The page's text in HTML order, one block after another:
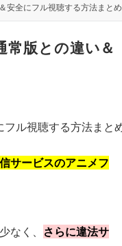
安全にフル視聴する方法まとめ
常版との違い＆
サービスのアニメフ
なく、 さらに違法サ